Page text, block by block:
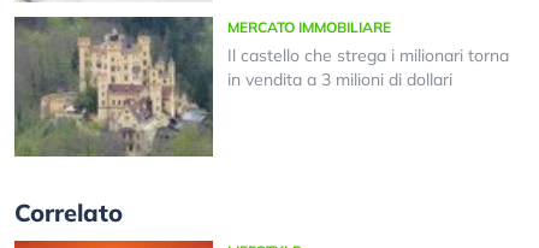
MERCATO IMMOBILIARE
Il castello che strega i milionari torna
in vendita a 3 milioni di dollari
Correlato